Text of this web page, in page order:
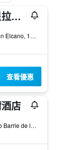
歐洲之星拉科魯尼亞城市酒店
Juan Sebastian Elcano, 13, 拉科魯尼亞, 加利西亞, 西班牙
查看優惠
店
Avenida Pedro Barrie de la Maza, 29, 拉科魯尼亞, 加利西亞, 西班牙